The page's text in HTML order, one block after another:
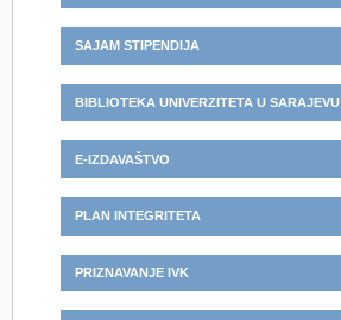
SAJAM STIPENDIJA
BIBLIOTEKA UNIVERZITETA U SARAJEVU
E-IZDAVAŠTVO
PLAN INTEGRITETA
PRIZNAVANJE IVK